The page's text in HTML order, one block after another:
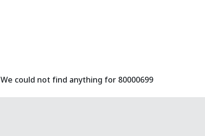
We could not find anything for 80000699